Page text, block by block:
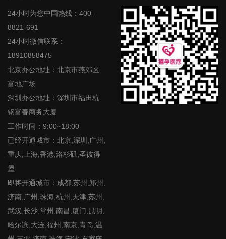
24小时为您中国热线：400-
8821-691
24小时微信联系：
18910858475
北京办公地址：北京市燕郊区
富地广场
深圳办公地址：深圳市福田杭
钢富春商务大厦
工作时间：9:00~18:00
已经开通城市：北京,深圳,广州,
重庆,上海,香港,洛杉矶,圣彼得
堡
即将开通城市：成都,苏州,郑州,
济南,广州,珠海,杭州,天津,苏州,
武汉,长沙,常州,南昌,厦门,昆明,
哈尔滨,大连,福州,南京,青岛,温